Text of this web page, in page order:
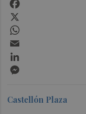
Castellón Plaza